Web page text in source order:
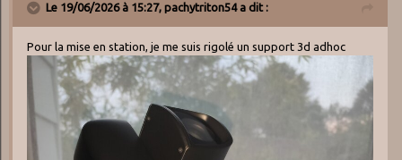
Le 19/06/2026 à 15:27, pachytriton54a dit :
Pour la mise en station, je me suis rigolé un support 3d adhoc